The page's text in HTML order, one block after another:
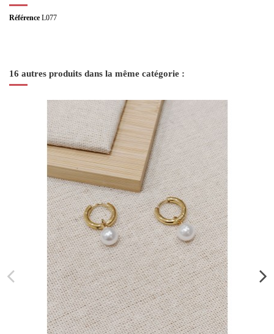
Référence L077
16 autres produits dans la même catégorie :